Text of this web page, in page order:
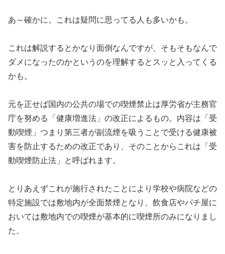
あ～確かに。これは疑問に思ってる人も多いかも。
これは解説するとかなり面倒なんですが、そもそもなんで
ダメになったのかというのを理解するとスッと入ってくる
かも。
元を正せば国内の公共の場での喫煙禁止は厚労省が主務官
庁を努める「健康増進法」の改正によるもの。内容は「受
動喫煙」つまり第三者が副流煙を吸うことで受ける健康被
害を防止するための改正であり、そのことからこれは「受
動喫煙防止法」と呼ばれます。
とりあえずこれが施行されたことにより学校や病院などの
特定施設では敷地内が全面禁煙となり、飲食店やパチ屋に
おいては敷地内での喫煙が基本的に喫煙所のみになりまし
た。